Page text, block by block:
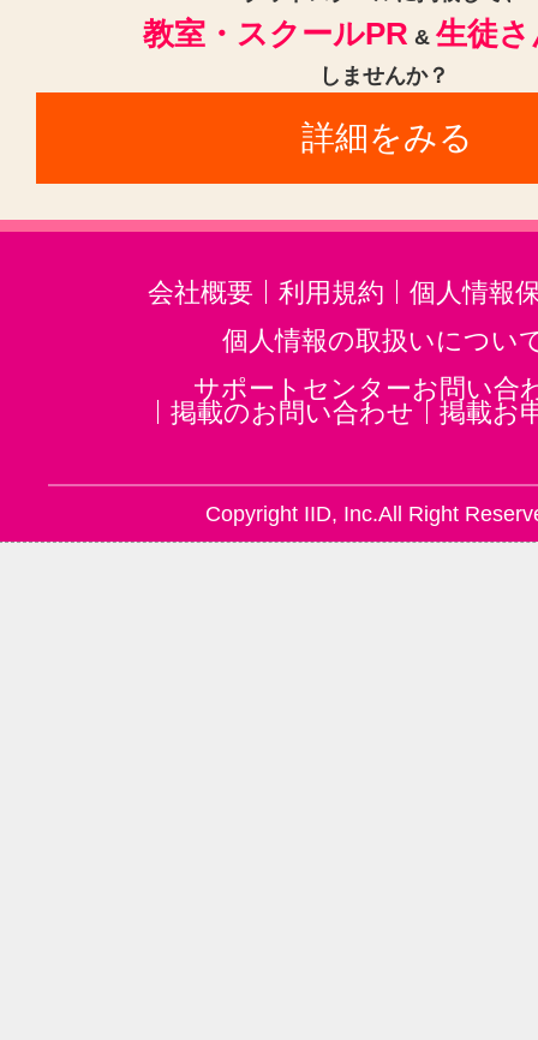
ゴスペル(1)
ジャズ(1)
民族楽
二胡(3)
三味線(3)
沖縄三線(3)
ホルン(2)
音楽・楽器その他(3)
教室・スクールPR & 生徒
しませんか？
詳細をみる
会社概要 利用規約
個人情報
個人情報の取扱いについ
サポートセンターお問い合
掲載のお問い合わせ
掲載お
Copyright IID, Inc.All Right